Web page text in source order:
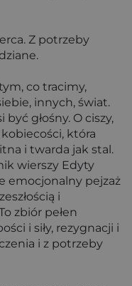
Z potrzeby
co tracimy,
innych, świat.
głośny. O ciszy,
która
i twarda jak stal.
wierszy Edyty
emocjonalny pejzaż
i
zbiór pełen
i siły, rezygnacji i
i z potrzeby